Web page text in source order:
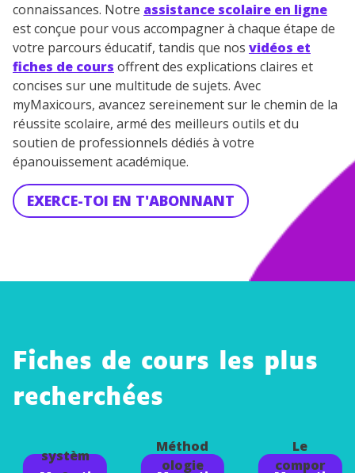
connaissances. Notre assistance scolaire en ligne
est conçue pour vous accompagner à chaque étape de
votre parcours éducatif, tandis que nos vidéos et
fiches de cours offrent des explications claires et
concises sur une multitude de sujets. Avec
myMaxicours, avancez sereinement sur le chemin de la
réussite scolaire, armé des meilleurs outils et du
soutien de professionnels dédiés à votre
épanouissement académique.
EXERCE-TOI EN T'ABONNANT
Fiches de cours les plus
recherchées
systèm
Méthod
ologie
Le
compor